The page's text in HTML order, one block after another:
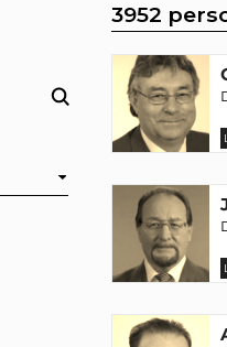
3952